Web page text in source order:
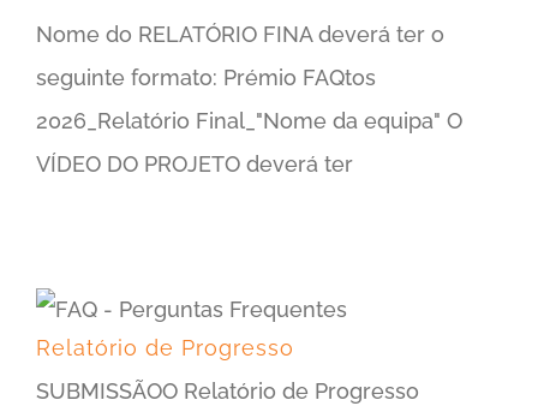
Nome do RELATÓRIO FINA deverá ter o
seguinte formato: Prémio FAQtos
2026_Relatório Final_"Nome da equipa" O
VÍDEO DO PROJETO deverá ter
Relatório de Progresso
SUBMISSÃOO Relatório de Progresso